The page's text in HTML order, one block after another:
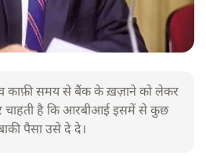
काफ़ी समय से बैंक के ख़ज़ाने को लेकर
चाहती है कि आरबीआई इसमें से कुछ
पैसा उसे दे दे।